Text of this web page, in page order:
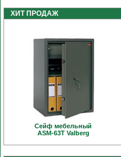
ХИТ ПРОДАЖ
Сейф мебельный
ASM-63T Valberg